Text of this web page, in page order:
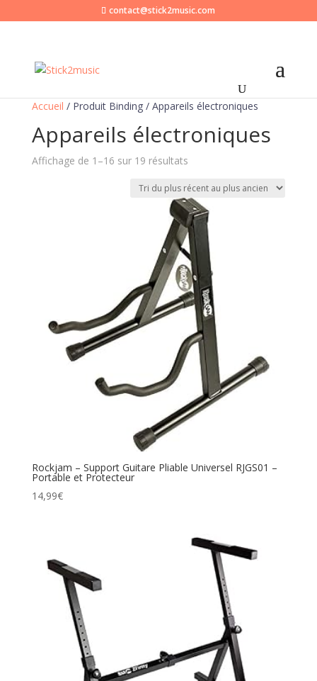
contact@stick2music.com
Accueil / Produit Binding / Appareils électroniques
Appareils électroniques
Affichage de 1–16 sur 19 résultatsTrié
plus
récent
au
plus
ancien
Rockjam – Support Guitare Pliable Universel RJGS01 –
Portable et Protecteur
14,99€